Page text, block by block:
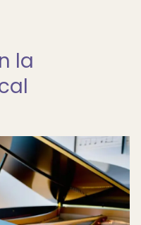
la